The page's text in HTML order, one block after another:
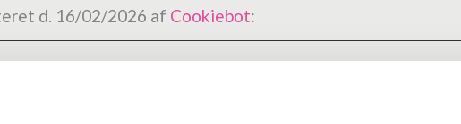
d. 16/02/2026 af Cookiebot:
gøre en hjemmeside brugbar ved at aktivere